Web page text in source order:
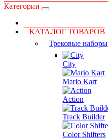
Категории
КАТАЛОГ ТОВАРОВ
Трековые наборы
City
Mario Kart
Action
Track Builder
Color Shifters